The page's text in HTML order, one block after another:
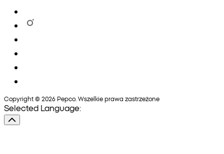
Copyright © 2026 Pepco. Wszelkie prawa zastrzeżone
Selected Language: